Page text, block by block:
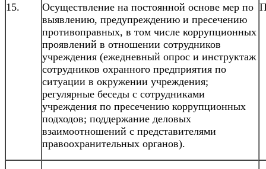
15.
Осуществление на постоянной основе мер по
выявлению, предупреждению и пресечению
противоправных, в том числе коррупционных
проявлений в отношении сотрудников
учреждения (ежедневный опрос и инструктаж
сотрудников охранного предприятия по
ситуации в окружении учреждения;
регулярные беседы с сотрудниками
учреждения по пресечению коррупционных
подходов; поддержание деловых
взаимоотношений с представителями
правоохранительных органов).